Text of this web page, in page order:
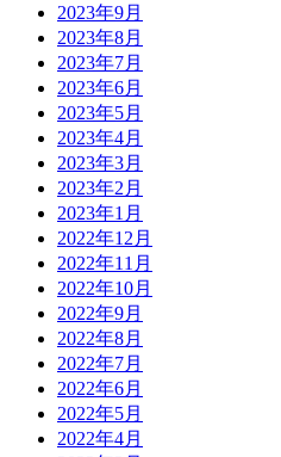
2023年9月
2023年8月
2023年7月
2023年6月
2023年5月
2023年4月
2023年3月
2023年2月
2023年1月
2022年12月
2022年11月
2022年10月
2022年9月
2022年8月
2022年7月
2022年6月
2022年5月
2022年4月